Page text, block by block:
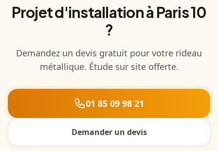
Projet d'installation à Paris 10
?
Demandez un devis gratuit pour votre rideau
métallique. Étude sur site offerte.
01 85 09 98 21
Demander un devis